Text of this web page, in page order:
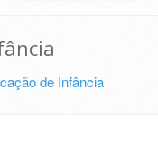
de Infância